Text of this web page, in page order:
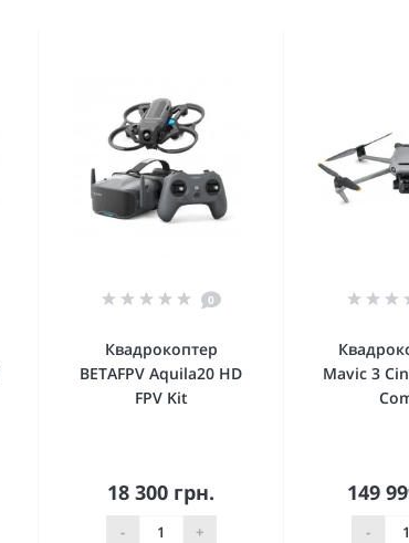
0
Квадрокоптер
BETAFPV Aquila20 HD
FPV Kit
18 300 грн.
- +
В корзину
Mavic 3
149
- В